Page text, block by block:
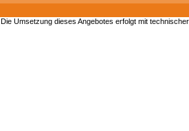
Die Umsetzung dieses Angebotes erfolgt mit